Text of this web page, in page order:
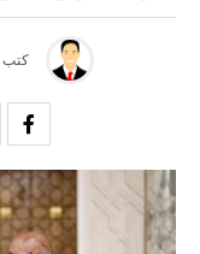
كتب